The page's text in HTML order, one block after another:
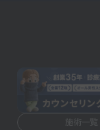
施術一覧